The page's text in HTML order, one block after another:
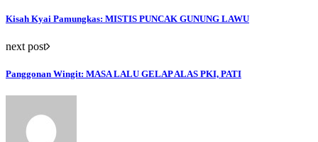
Kisah Kyai Pamungkas: MISTIS PUNCAK GUNUNG LAWU
next post
Panggonan Wingit: MASA LALU GELAP ALAS PKI, PATI